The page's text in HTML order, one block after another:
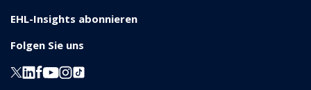
EHL-Insights abonnieren
Folgen Sie uns